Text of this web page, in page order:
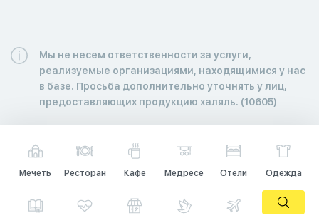
Мы не несем ответственности за услуги,
реализуемые организациями, находящимися у нас
в базе. Просьба дополнительно уточнять у лиц,
предоставляющих продукцию халяль. (10605)
Мечеть Ресторан Кафе Медресе Отели Одежда